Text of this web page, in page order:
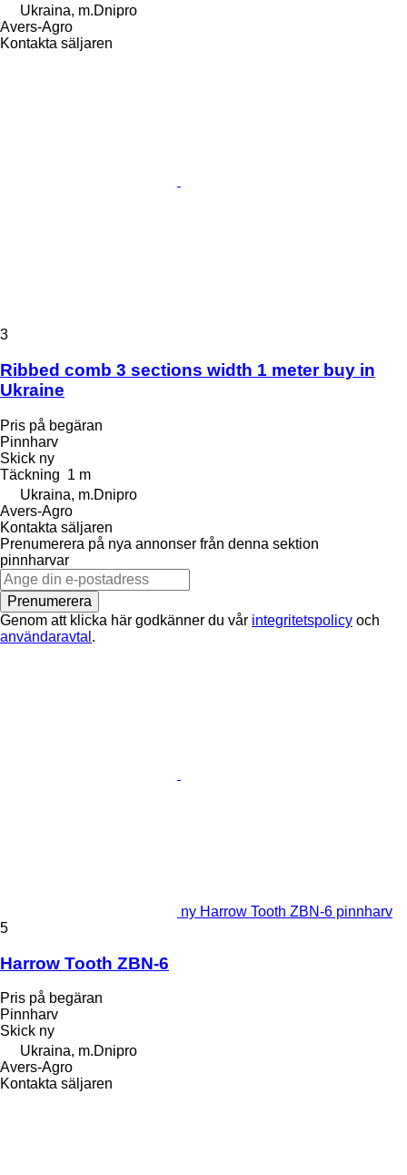
Ukraina, m.Dnipro
Avers-Agro
Kontakta säljaren
3
Ribbed comb 3 sections width 1 meter buy in
Ukraine
Pris på begäran
Pinnharv
Skick ny
Täckning 1 m
Ukraina, m.Dnipro
Avers-Agro
Kontakta säljaren
Prenumerera på nya annonser från denna sektion
pinnharvar
Prenumerera
Genom att klicka här godkänner du vår integritetspolicy och
användaravtal .
ny Harrow Tooth ZBN-6 pinnharv
5
Harrow Tooth ZBN-6
Pris på begäran
Pinnharv
Skick ny
Ukraina, m.Dnipro
Avers-Agro
Kontakta säljaren